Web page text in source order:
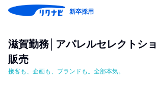
新卒採用
滋賀勤務│アパレルセレクトシ
販売
接客も、企画も、ブランドも。全部本気。